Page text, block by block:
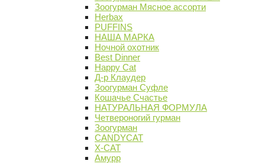
Зоогурман Мясное ассорти
Herbax
PUFFINS
НАША МАРКА
Ночной охотник
Best Dinner
Happy Cat
Д-р Клаудер
Зоогурман Суфле
Кошачье Счастье
НАТУРАЛЬНАЯ ФОРМУЛА
Четвероногий гурман
Зоогурман
CANDYCAT
X-CAT
Амурр